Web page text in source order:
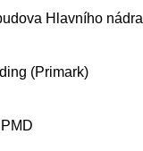
Hlavního
(Primark)